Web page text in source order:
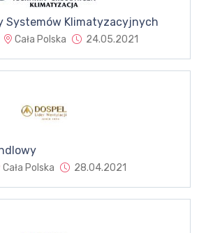
Systemów Klimatyzacyjnych
Cała Polska 24.05.2021
Cała Polska 28.04.2021